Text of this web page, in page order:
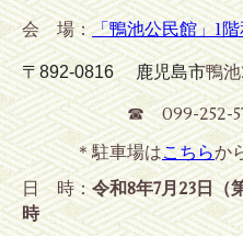
会 場：「鴨池公民館」1
〒892-0816 鹿児島市鴨
☎ 099-252-
＊駐車場はこちらか
日 時：令和8年7月23日（
時